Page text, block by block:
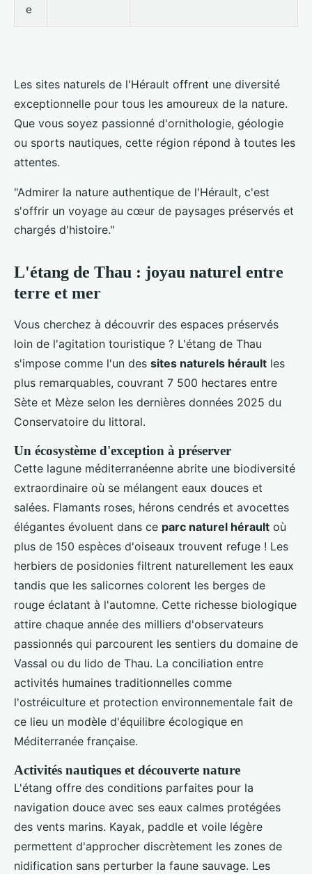
e
Les sites naturels de l'Hérault offrent une diversité
exceptionnelle pour tous les amoureux de la nature.
Que vous soyez passionné d'ornithologie, géologie
ou sports nautiques, cette région répond à toutes les
attentes.
"Admirer la nature authentique de l'Hérault, c'est
s'offrir un voyage au cœur de paysages préservés et
chargés d'histoire."
L'étang de Thau : joyau naturel entre
terre et mer
Vous cherchez à découvrir des espaces préservés
loin de l'agitation touristique ? L'étang de Thau
s'impose comme l'un des sites naturels hérault les
plus remarquables, couvrant 7 500 hectares entre
Sète et Mèze selon les dernières données 2025 du
Conservatoire du littoral.
Un écosystème d'exception à préserver
Cette lagune méditerranéenne abrite une biodiversité
extraordinaire où se mélangent eaux douces et
salées. Flamants roses, hérons cendrés et avocettes
élégantes évoluent dans ce parc naturel hérault où
plus de 150 espèces d'oiseaux trouvent refuge ! Les
herbiers de posidonies filtrent naturellement les eaux
tandis que les salicornes colorent les berges de
rouge éclatant à l'automne. Cette richesse biologique
attire chaque année des milliers d'observateurs
passionnés qui parcourent les sentiers du domaine de
Vassal ou du lido de Thau. La conciliation entre
activités humaines traditionnelles comme
l'ostréiculture et protection environnementale fait de
ce lieu un modèle d'équilibre écologique en
Méditerranée française.
Activités nautiques et découverte nature
L'étang offre des conditions parfaites pour la
navigation douce avec ses eaux calmes protégées
des vents marins. Kayak, paddle et voile légère
permettent d'approcher discrètement les zones de
nidification sans perturber la faune sauvage. Les